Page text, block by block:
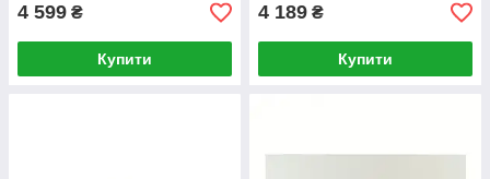
4 599 ₴
Купити
4 189 ₴
Купити